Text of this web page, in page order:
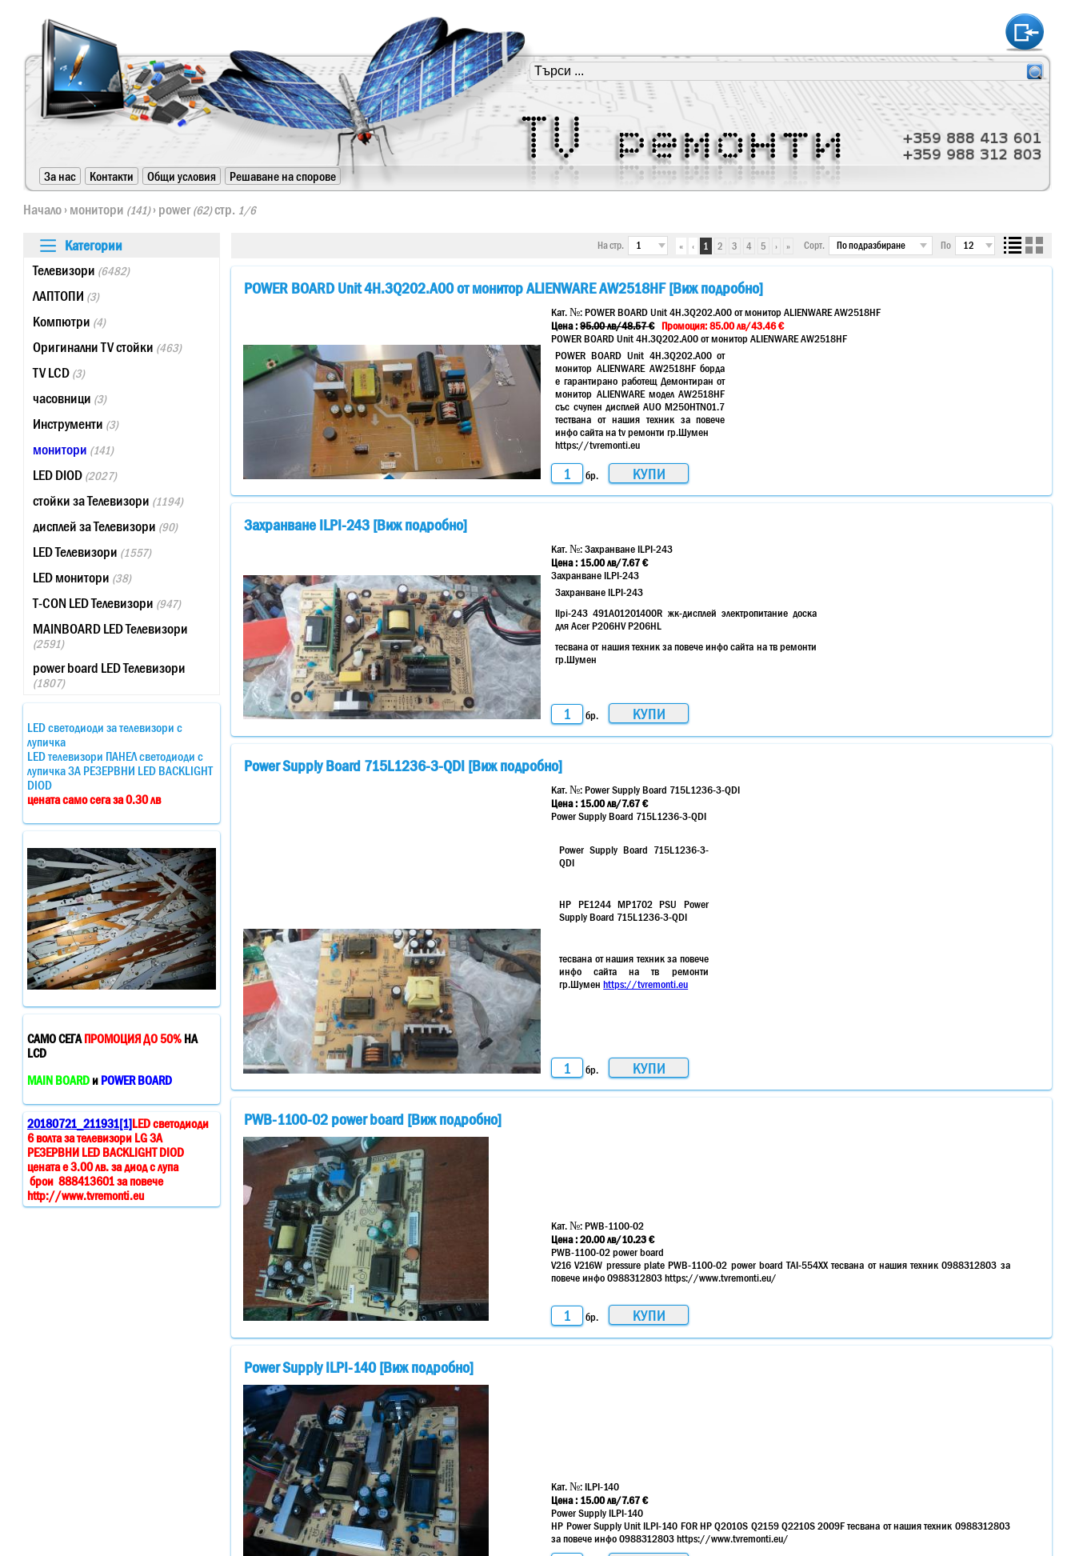
За нас Контакти Общи условия
Решаване на спорове
https://www.high-endrolex.com/24
Начало › монитори (141)› power(62)стр. 1/6
Категории
Телевизори (6482)
ЛАПТОПИ (3)
Компютри (4)
Оригинални TV стойки (463)
TV LCD (3)
часовници (3)
Инструменти (3)
монитори (141)
LED DIOD (2027)
стойки за Телевизори (1194)
дисплей за Телевизори (90)
LED Телевизори (1557)
LED монитори (38)
T-CON LED Телевизори (947)
MAINBOARD LED Телевизори
(2591)
power board LED Телевизори
(1807)
LED светодиоди за телевизори с
лупичка
LED телевизори ПАНЕЛ светодиоди с
лупичка ЗА РЕЗЕРВНИ LED BACKLIGHT
DIOD
цената само сега за 0.30 лв
САМО СЕГАПРОМОЦИЯ ДО 50% НА
LCD
MAIN BOARD и POWER BOARD
20180721_211931[1]LED светодиоди
6 волта за телевизори LG ЗА
РЕЗЕРВНИ LED BACKLIGHT DIOD
цената е 3.00 лв. за диод с лупа
брои 888413601 за повече
http://www.tvremonti.eu
На стр. « ‹ 1 2 3 4 5 › » Сорт. По
POWER BOARD Unit 4H.3Q202.A00 от монитор ALIENWARE AW2518HF [Виж подробно]
Кат. №:POWER BOARD Unit 4H.3Q202.A00 от монитор ALIENWARE AW2518HF
Цена :95.00лв/48.57 € Промоция: 85.00 лв/43.46 €
POWER BOARD Unit 4H.3Q202.A00 от монитор ALIENWARE AW2518HF
POWER BOARD Unit 4H.3Q202.A00 от
монитор ALIENWARE AW2518HF борда
е гарантирано работещ Демонтиран от
монитор ALIENWARE модел AW2518HF
със счупен дисплей AUO M250HTN01.7
тествана от нашия техник за повече
инфо сайта на tv ремонти гр.Шумен
https://tvremonti.eu
бр.
Захранване ILPI-243 [Виж подробно]
Кат. №:Захранване ILPI-243
Цена : 15.00лв/7.67 €
Захранване ILPI-243
Захранване ILPI-243
Ilpi-243 491A01201400R жк-дисплей электропитание доска
для Acer P206HV P206HL
тесвана от нашия техник за повече инфо сайта на тв ремонти
гр.Шумен
бр.
Power Supply Board 715L1236-3-QDI [Виж подробно]
Кат. №:Power Supply Board 715L1236-3-QDI
Цена : 15.00лв/7.67 €
Power Supply Board 715L1236-3-QDI
Power Supply Board 715L1236-3-
QDI
HP PE1244 MP1702 PSU Power
Supply Board 715L1236-3-QDI
тесвана от нашия техник за повече
инфо сайта на тв ремонти
гр.Шуменhttps://tvremonti.eu
бр.
PWB-1100-02 power board [Виж подробно]
Кат. №:PWB-1100-02
Цена :20.00лв/10.23 €
PWB-1100-02 power board
V216 V216W pressure plate PWB-1100-02 power board TAI-554XX тесвана от нашия техник 0988312803 за
повече инфо 0988312803 https://www.tvremonti.eu/
бр.
Power Supply ILPI-140 [Виж подробно]
Кат. №:ILPI-140
Цена : 15.00лв/7.67 €
Power Supply ILPI-140
HP Power Supply Unit ILPI-140 FOR HP Q2010S Q2159 Q2210S 2009F тесвана от нашия техник 0988312803
за повече инфо 0988312803 https://www.tvremonti.eu/